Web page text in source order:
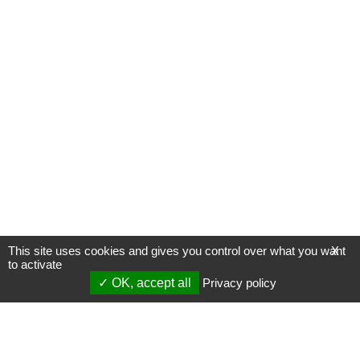
X
This site uses cookies and gives you control over what you want
to activate
OK, accept all
Privacy policy